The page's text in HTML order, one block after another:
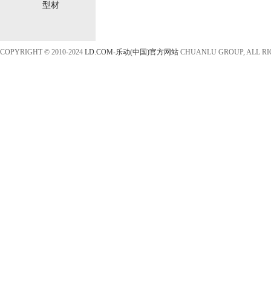
型材
COPYRIGHT © 2010-2024 LD.COM-乐动(中国)官方网站 CHUANLU GROUP, ALL